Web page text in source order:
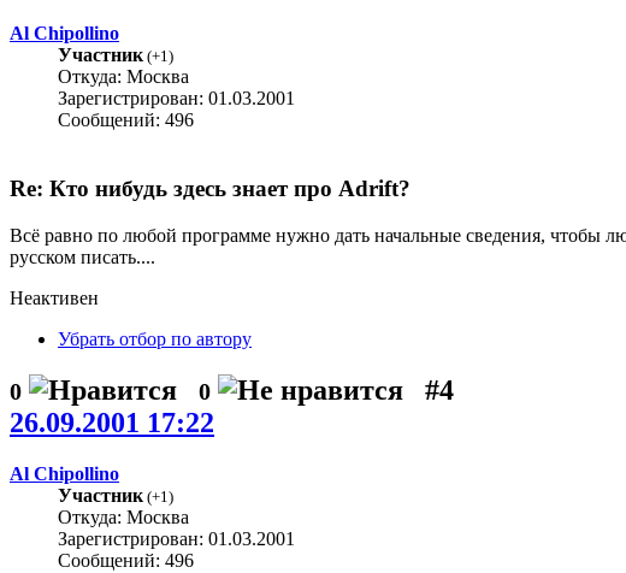
Al Chipollino
Участник(+1)
Откуда: Москва
Зарегистрирован: 01.03.2001
Сообщений: 496
Re: Кто нибудь здесь знает про Adrift?
Всё равно по любой программе нужно дать начальные сведения, чтобы
русском писать....
Неактивен
Убрать отбор по автору
0 0
#4
26.09.2001 17:22
Al Chipollino
Участник (+1 )
Откуда: Москва
Зарегистрирован: 01.03.2001
Сообщений: 496